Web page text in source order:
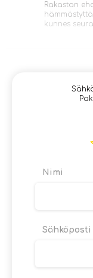
Rakastan
kunnes
Nimi
Sähköposti